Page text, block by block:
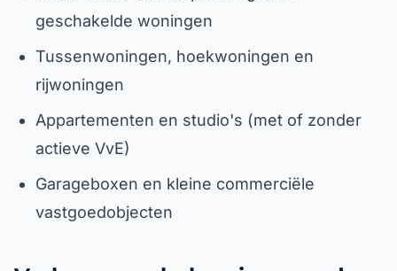
geschakelde woningen
Tussenwoningen, hoekwoningen en
rijwoningen
Appartementen en studio's (met of zonder
actieve VvE)
Garageboxen en kleine commerciële
vastgoedobjecten